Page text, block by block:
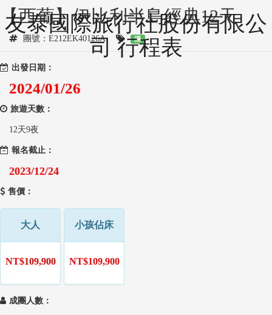
友泰國際旅行社股份有限公
司 行程表
【西葡】伊比利半島經典12天
團號：E212EK40126A 滿
出發日期：
2024/01/26
旅遊天數：
12天9夜
報名截止：
2023/12/24
售價：
大人
NT$109,900
小孩佔床
NT$109,900
成團人數：